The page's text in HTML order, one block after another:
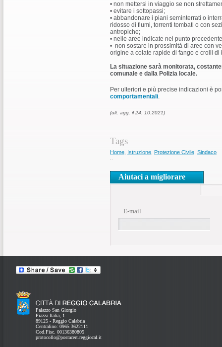
• non mettersi in viaggio se non
• evitare i sottopassi;
• abbandonare i piani seminterrati o
ridosso di fiumi, torrenti tombati o con
antropiche;
• nelle aree indicate nel punto
• non sostare in prossimità di aree con
origine a colate rapide di fango e crolli di
La situazione sarà monitorata,
comunale e dalla Polizia locale.
Per ulteriori e più precise indicazioni è
comportamentali.
(ult. agg. il 24. 10.2021)
Tags
Home Istruzione Protezione Civile Sindaco
Aiutaci a migliorare
E-mail
Palazzo San Giorgio
Piazza Italia, 1
89125 - Reggio Calabria
Centralino: 0965 3622111
Cod.Fisc. 00136380805
protocollo@postacert.reggiocal.it